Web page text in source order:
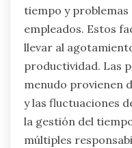
tiempo y
empleados. Estos
llevar al
productividad. Las
menudo provienen
y las fluctuaciones
la gestión del
múltiples